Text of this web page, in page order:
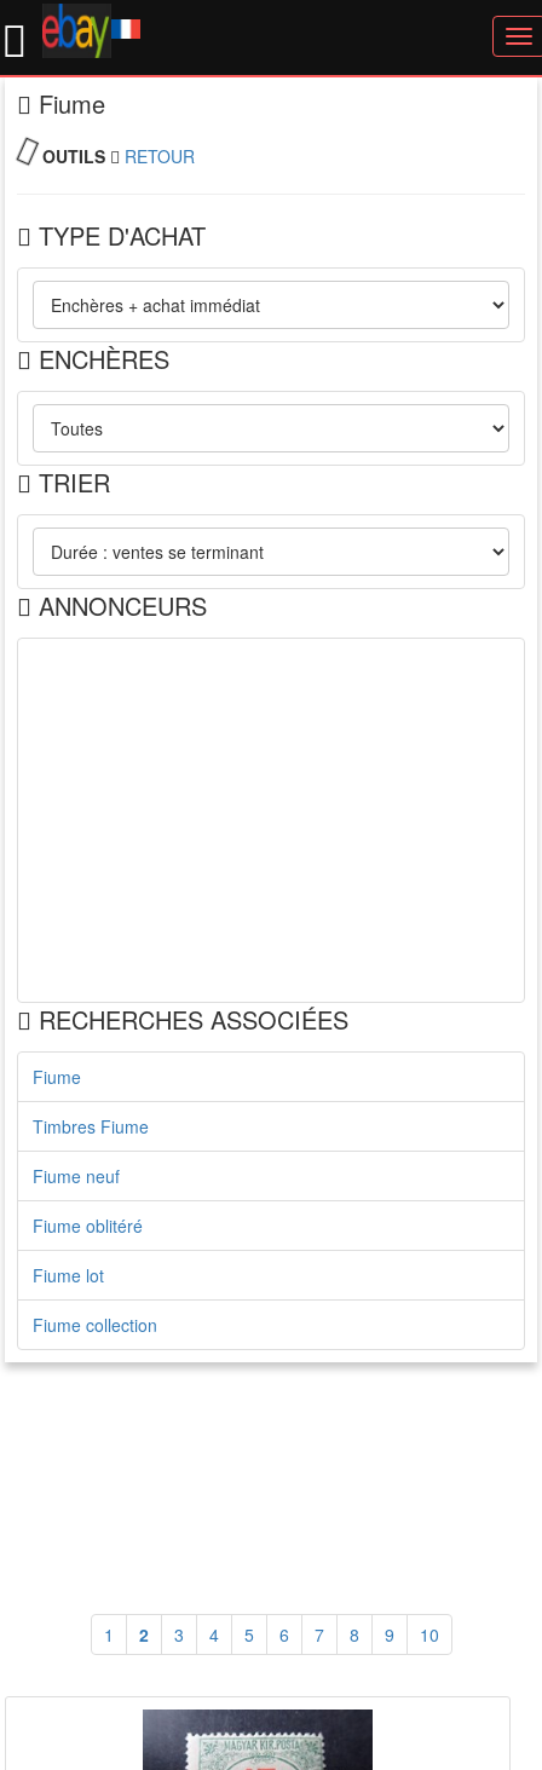
Fiume
OUTILS RETOUR
TYPE D'ACHAT
ENCHÈRES
TRIER
ANNONCEURS
RECHERCHES ASSOCIÉES
Fiume
Timbres Fiume
Fiume neuf
Fiume oblitéré
Fiume lot
Fiume collection
1 2 3 4 5 6 7 8 9 10